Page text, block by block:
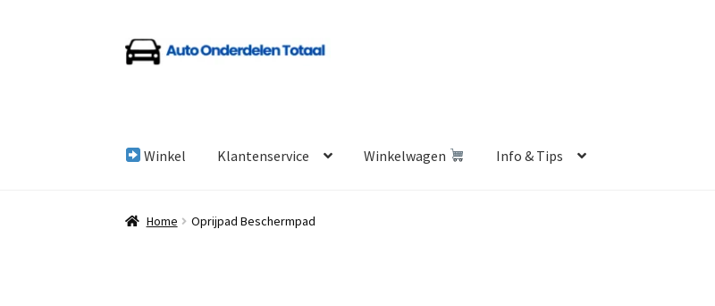
Ga
door
Ga
naar
Winkel Klantenservice Winkelwagen Info & Tips
Home Algemene Voorwaarden Auto Onderdelen Shop
Home Oprijpad Beschermpad